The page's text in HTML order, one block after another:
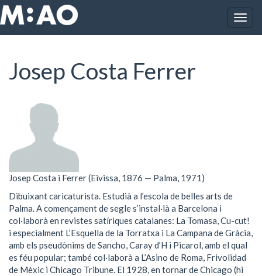
Vés al contingut
Inici Josep Costa Ferrer
Josep Costa Ferrer
Josep Costa i Ferrer (Eivissa, 1876 — Palma, 1971)
Dibuixant caricaturista. Estudià a l’escola de belles arts de
Palma. A començament de segle s’instal·là a Barcelona i
col·laborà en revistes satíriques catalanes: La Tomasa, Cu-cut!
i especialment L’Esquella de la Torratxa i La Campana de Gràcia,
amb els pseudònims de Sancho, Caray d’H i Picarol, amb el qual
es féu popular; també col·laborà a L’Asino de Roma, Frivolidad
de Mèxic i Chicago Tribune. El 1928, en tornar de Chicago (hi